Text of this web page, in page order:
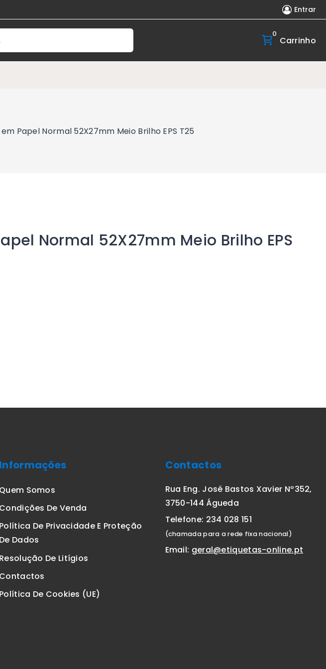
Entrar
0
Carrinho
Papel Normal 52X27mm Meio Brilho EPS T25
Normal 52X27mm Meio Brilho EPS
Informações
Quem Somos
Condições De Venda
Política De Privacidade E Proteção
De Dados
Resolução De Litígios
Contactos
Política De Cookies (UE)
Contactos
Rua Eng. José Bastos Xavier Nº352,
3750-144 Águeda
Telefone: 234 028 151
(chamada para a rede fixa nacional)
Email: geral@etiquetas-online.pt